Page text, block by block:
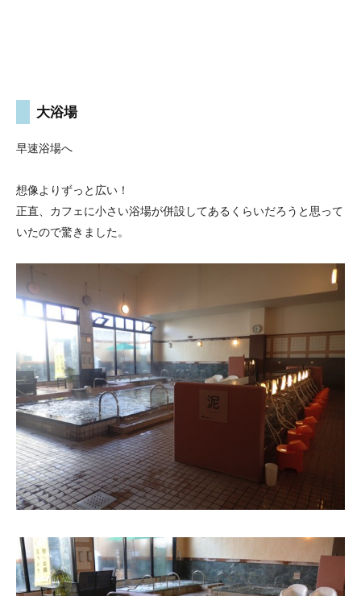
大浴場
早速浴場へ
想像よりずっと広い！
正直、カフェに小さい浴場が併設してあるくらいだろうと思って
いたので驚きました。